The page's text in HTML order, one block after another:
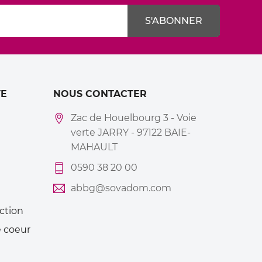
coeur
NOUS CONTACTER
Zac de Houelbourg 3 - Voie
verte JARRY - 97122 BAIE-
MAHAULT
0590 38 20 00
abbg@sovadom.com